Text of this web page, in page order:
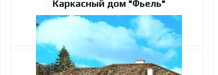
Каркасный дом "Фьель"